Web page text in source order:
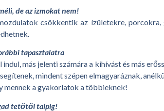
de az izmokat nem!
csökkentik az ízületekre,
tapasztalatra
más jelenti számára a kihívást és más
mindent szépen elmagyaráznak,
mennek a gyakorlatok a többieknek!
tetőtől talpig!